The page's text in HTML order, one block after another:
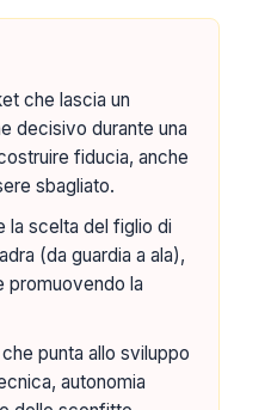
che lascia un
decisivo durante una
fiducia, anche
sbagliato.
la scelta del figlio di
(da guardia a ala),
promuovendo la
punta allo sviluppo
autonomia